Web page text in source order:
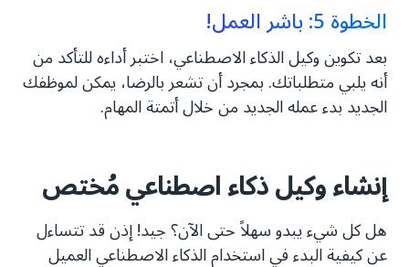
الخطوة 5: باشر العمل!
بعد تكوين وكيل الذكاء الاصطناعي، اختبر أداءه للتأكد من
أنه يلبي متطلباتك. بمجرد أن تشعر بالرضا، يمكن لموظفك
الجديد بدء عمله الجديد من خلال أتمتة المهام.
إنشاء وكيل ذكاء اصطناعي مُختص
هل كل شيء يبدو سهلاً حتى الآن؟ جيد! إذن قد تتساءل
عن كيفية البدء في استخدام الذكاء الاصطناعي العميل